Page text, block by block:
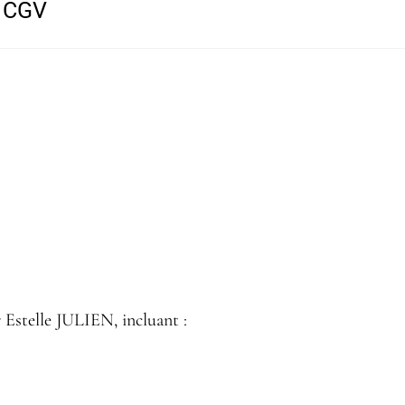
Estelle JULIEN, incluant :